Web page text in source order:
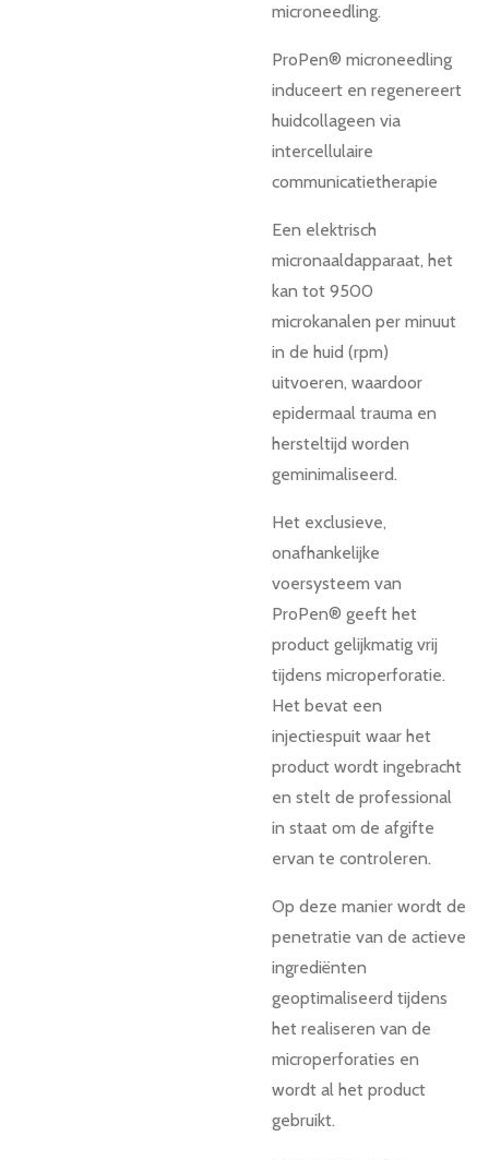
microneedling.
ProPen® microneedling
induceert en regenereert
huidcollageen via
intercellulaire
communicatietherapie
Een elektrisch
micronaaldapparaat, het
kan tot 9500
microkanalen per minuut
in de huid (rpm)
uitvoeren, waardoor
epidermaal trauma en
hersteltijd worden
geminimaliseerd.
Het exclusieve,
onafhankelijke
voersysteem van
ProPen® geeft het
product gelijkmatig vrij
tijdens microperforatie.
Het bevat een
injectiespuit waar het
product wordt ingebracht
en stelt de professional
in staat om de afgifte
ervan te controleren.
Op deze manier wordt de
penetratie van de actieve
ingrediënten
geoptimaliseerd tijdens
het realiseren van de
microperforaties en
wordt al het product
gebruikt.